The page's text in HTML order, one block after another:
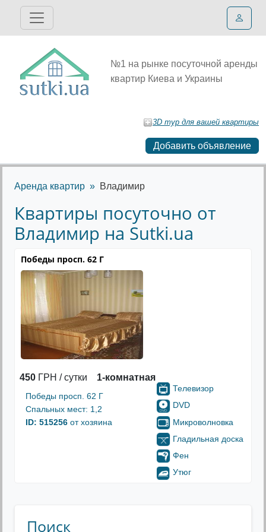
№1 на рынке посуточной аренды
квартир Киева и Украины
3D тур для вашей квартиры
Добавить объявление
Аренда квартир Владимир
Квартиры посуточно от
Владимир на Sutki.ua
Победы просп. 62 Г
450 ГРН / сутки 1-комнатная
Победы просп. 62 Г
Спальных мест: 1,2
ID: 515256 от хозяина
Телевизор
DVD
Микроволновка
Гладильная доска
Фен
Утюг
Поиск